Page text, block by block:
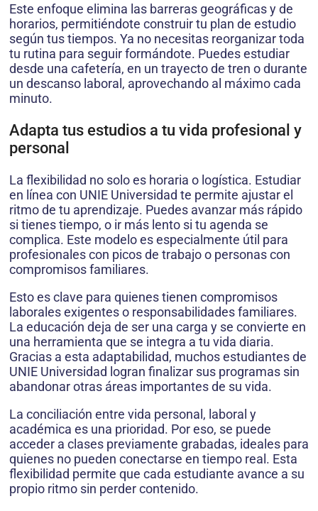
Este enfoque elimina las barreras geográficas y de
horarios, permitiéndote construir tu plan de estudio
según tus tiempos. Ya no necesitas reorganizar toda
tu rutina para seguir formándote. Puedes estudiar
desde una cafetería, en un trayecto de tren o durante
un descanso laboral, aprovechando al máximo cada
minuto.
Adapta tus estudios a tu vida profesional y
personal
La flexibilidad no solo es horaria o logística. Estudiar
en línea con UNIE Universidad te permite ajustar el
ritmo de tu aprendizaje. Puedes avanzar más rápido
si tienes tiempo, o ir más lento si tu agenda se
complica. Este modelo es especialmente útil para
profesionales con picos de trabajo o personas con
compromisos familiares.
Esto es clave para quienes tienen compromisos
laborales exigentes o responsabilidades familiares.
La educación deja de ser una carga y se convierte en
una herramienta que se integra a tu vida diaria.
Gracias a esta adaptabilidad, muchos estudiantes de
UNIE Universidad logran finalizar sus programas sin
abandonar otras áreas importantes de su vida.
La conciliación entre vida personal, laboral y
académica es una prioridad. Por eso, se puede
acceder a clases previamente grabadas, ideales para
quienes no pueden conectarse en tiempo real. Esta
flexibilidad permite que cada estudiante avance a su
propio ritmo sin perder contenido.